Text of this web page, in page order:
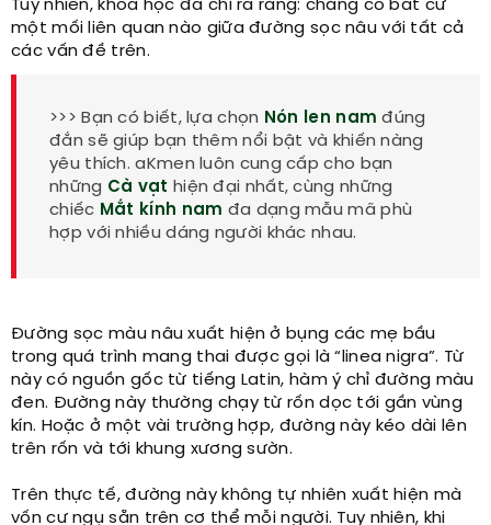
Tuy nhiên, khoa học đã chỉ ra rằng: chẳng có bất cứ
một mối liên quan nào giữa đường sọc nâu với tất cả
các vấn đề trên.
>>> Bạn có biết, lựa chọn Nón len nam đúng
đắn sẽ giúp bạn thêm nổi bật và khiến nàng
yêu thích. aKmen luôn cung cấp cho bạn
những Cà vạt hiện đại nhất, cùng những
chiếc Mắt kính nam đa dạng mẫu mã phù
hợp với nhiều dáng người khác nhau.
Đường sọc màu nâu xuất hiện ở bụng các mẹ bầu
trong quá trình mang thai được gọi là “linea nigra”. Từ
này có nguồn gốc từ tiếng Latin, hàm ý chỉ đường màu
đen. Đường này thường chạy từ rốn dọc tới gần vùng
kín. Hoặc ở một vài trường hợp, đường này kéo dài lên
trên rốn và tới khung xương sườn.
Trên thực tế, đường này không tự nhiên xuất hiện mà
vốn cư ngụ sẵn trên cơ thể mỗi người. Tuy nhiên, khi